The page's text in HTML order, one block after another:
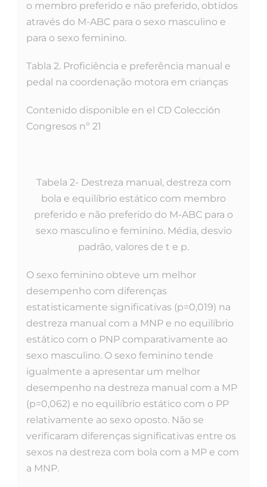
o membro preferido e não preferido, obtidos
através do M-ABC para o sexo masculino e
para o sexo feminino.
Tabla 2. Proficiência e preferência manual e
pedal na coordenação motora em crianças
Contenido disponible en el CD Colección
Congresos nº 21
Tabela 2- Destreza manual, destreza com
bola e equilíbrio estático com membro
preferido e não preferido do M-ABC para o
sexo masculino e feminino. Média, desvio
padrão, valores de t e p.
O sexo feminino obteve um melhor
desempenho com diferenças
estatisticamente significativas (p=0,019) na
destreza manual com a MNP e no equilíbrio
estático com o PNP comparativamente ao
sexo masculino. O sexo feminino tende
igualmente a apresentar um melhor
desempenho na destreza manual com a MP
(p=0,062) e no equilíbrio estático com o PP
relativamente ao sexo oposto. Não se
verificaram diferenças significativas entre os
sexos na destreza com bola com a MP e com
a MNP.